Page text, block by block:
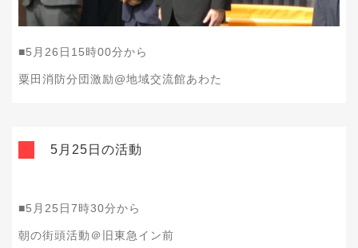
■5月26日15時00分から
粟田消防分団激励@地域交流館あわた
5月25日の活動
■5月25日7時30分から
朝の街頭活動＠旧東急イン前